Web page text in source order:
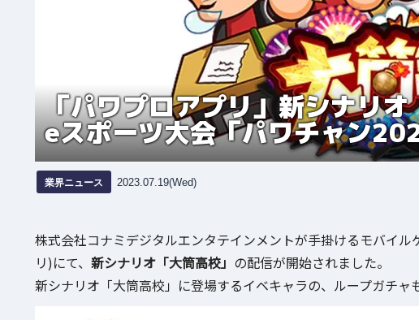
「パワプロアプリ」新シナリ
eスポーツ大会「パワチャン
業界ニュース 2023.07.19(Wed)
株式会社コナミデジタルエンタテインメントが手掛けるモバイル
リ)にて、 新シナリオ「大筒高校」 の配信が開始されました。
新シナリオ「大筒高校」に登場するイベキャラの、ループガチャ